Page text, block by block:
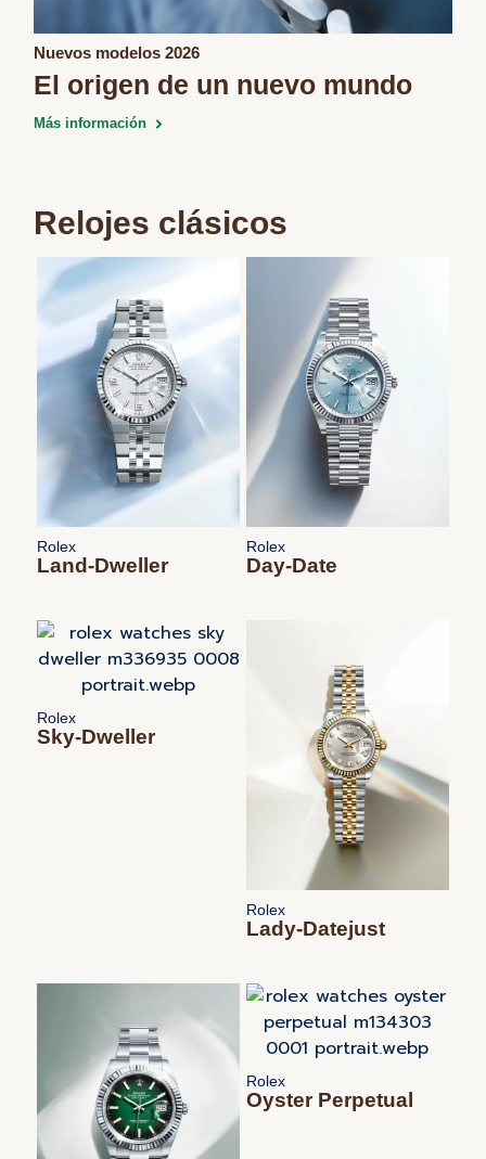
Nuevos modelos 2026
El origen de un nuevo mundo
Más información
Relojes clásicos
Rolex
Land-Dweller
Rolex
Day-Date
Rolex
Sky‑Dweller
Rolex
Lady‑Datejust
Rolex
Oyster Perpetual